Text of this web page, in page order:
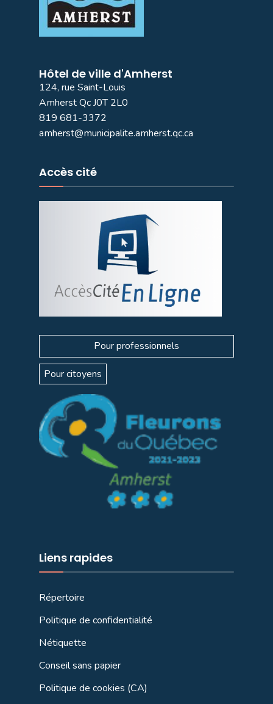
Hôtel de ville d'Amherst
124, rue Saint-Louis
Amherst Qc J0T 2L0
819 681-3372
amherst@municipalite.amherst.qc.ca
Accès cité
Pour professionnels
Pour citoyens
Liens rapides
Répertoire
Politique de confidentialité
Nétiquette
Conseil sans papier
Politique de cookies (CA)